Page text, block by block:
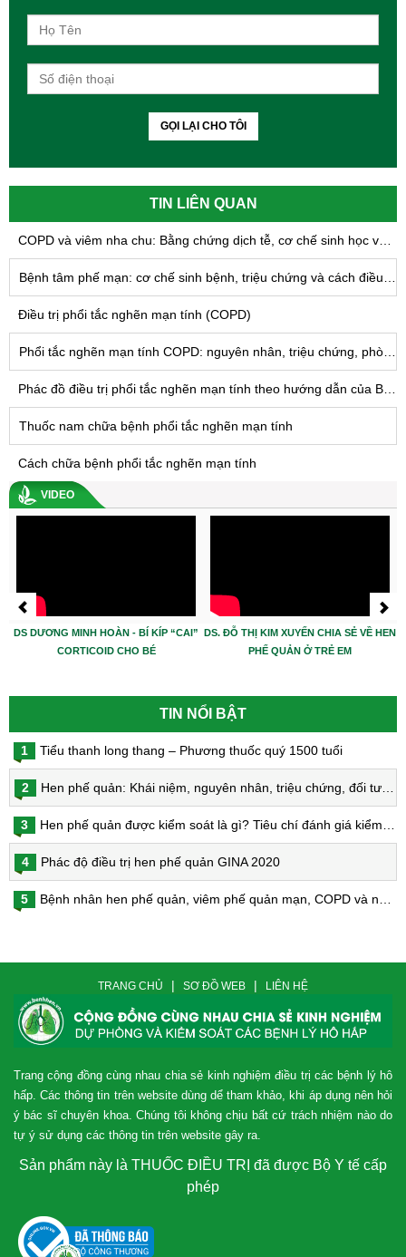
GỌI LẠI CHO TÔI
TIN LIÊN QUAN
Điều trị phổi tắc nghẽn mạn tính (COPD)
Thuốc nam chữa bệnh phổi tắc nghẽn mạn tính
Cách chữa bệnh phổi tắc nghẽn mạn tính
VIDEO
DS DƯƠNG MINH HOÀN - BÍ KÍP “CAI”
CORTICOID CHO BÉ
DS. ĐỖ THỊ KIM XUYẾN CHIA SẺ VỀ HEN
PHẾ QUẢN Ở TRẺ EM
TIN NỔI BẬT
1 Tiểu thanh long thang – Phương thuốc quý 1500 tuổi
2 Hen phế quản: Khái niệm, nguyên nhân, triệu chứng, đối tượng nguy cơ, phòng bệnh, chẩn đoán và điều trị hen phế quản
3 Hen phế quản được kiểm soát là gì? Tiêu chí đánh giá kiểm soát hen
4 Phác độ điều trị hen phế quản GINA 2020
5 Bệnh nhân hen phế quản, viêm phế quản mạn, COPD và nguy cơ nhiễm virus Corona
TRANG CHỦ | SƠ ĐỒ WEB | LIÊN HỆ
Trang cộng đồng cùng nhau chia sẻ kinh nghiệm điều trị các bệnh lý hô
hấp. Các thông tin trên website dùng dể tham khảo, khi áp dụng nên hỏi
ý bác sĩ chuyên khoa. Chúng tôi không chịu bất cứ trách nhiệm nào do
tự ý sử dụng các thông tin trên website gây ra.
Sản phẩm này là THUỐC ĐIỀU TRỊ đã được Bộ Y tế cấp
phép